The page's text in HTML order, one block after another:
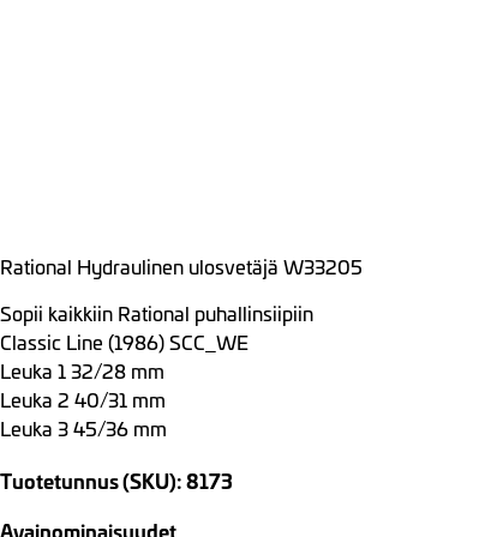
Rational Hydraulinen ulosvetäjä W33205
Sopii kaikkiin Rational puhallinsiipiin
Classic Line (1986) SCC_WE
Leuka 1 32/28 mm
Leuka 2 40/31 mm
Leuka 3 45/36 mm
Tuotetunnus (SKU): 8173
Avainominaisuudet